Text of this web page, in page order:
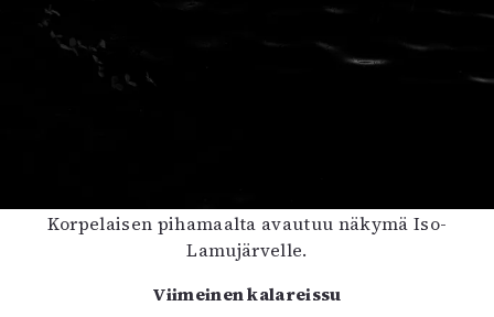
Korpelaisen pihamaalta avautuu näkymä Iso-
Lamujärvelle.
Viimeinen kalareissu